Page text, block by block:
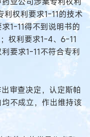
利权利要求1-11的技术
1-11得不到说明书的
权利要求1-4、6-11
要求1-11不符合专利
审查决定，认定斯帕
不成立，作出维持该